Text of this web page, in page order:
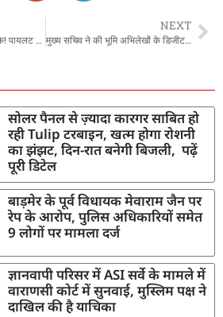
सीएम धामी की सुरक्षा में बड़ी चूक! पायलट कार के बाद इंटरसेप्टर भी खराब, धक्का मारकर करनी पड़ी स्टार्ट
NEXT
मुख्य सचिव ने की भूमि अभिलेखों के डिजीटलीकरण के सम्बन्ध में बैठक…
सोलर पैनल से ज़्यादा कारगर साबित हो
रही Tulip टरबाइन, खत्म होगा रोशनी
का झंझट, दिन-रात बनेगी बिजली, पढ़ें
पूरी डिटेल
बाड़मेर के पूर्व विधायक मेवाराम जैन पर
रेप के आरोप, पुलिस अधिकारियों समेत
9 लोगों पर मामला दर्ज
ज्ञानवापी परिसर में ASI सर्वे के मामले में
वाराणसी कोर्ट में सुनवाई, मुस्लिम पक्ष ने
दाखिल की है याचिका